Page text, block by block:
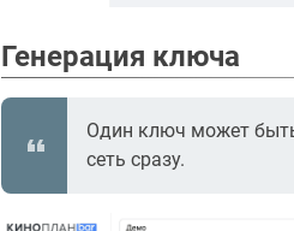
Генерация ключа
Один ключ может
сеть сразу.